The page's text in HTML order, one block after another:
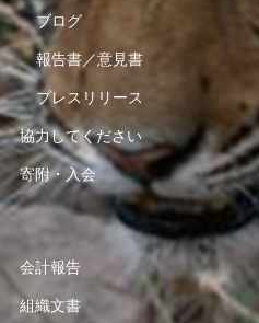
ブログ
報告書／意見書
プレスリリース
協力してください
寄附・入会
会計報告
組織文書